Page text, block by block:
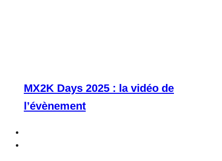
MX2K Days 2025 : la vidéo de
l’évènement